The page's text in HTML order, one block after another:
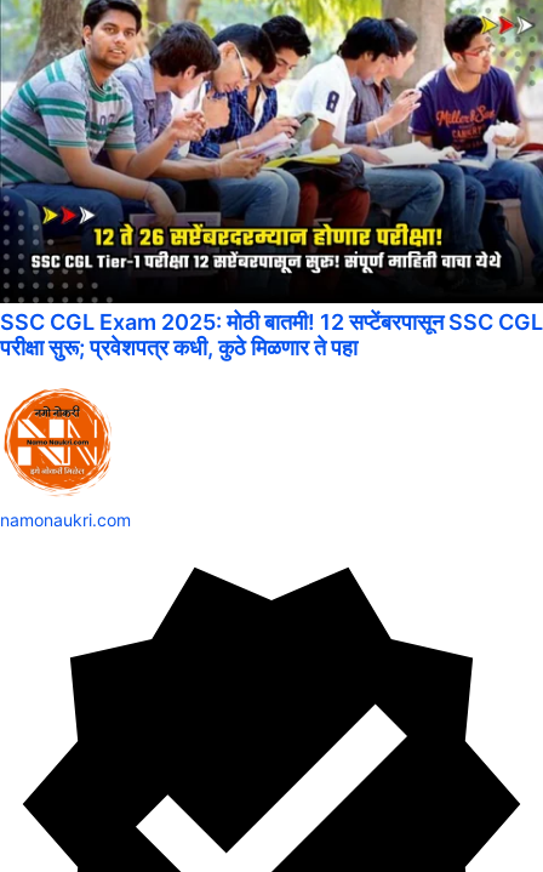
SSC CGL Exam 2025: मोठी बातमी! 12 सप्टेंबरपासून SSC CGL
परीक्षा सुरू; प्रवेशपत्र कधी, कुठे मिळणार ते पहा
namonaukri.com